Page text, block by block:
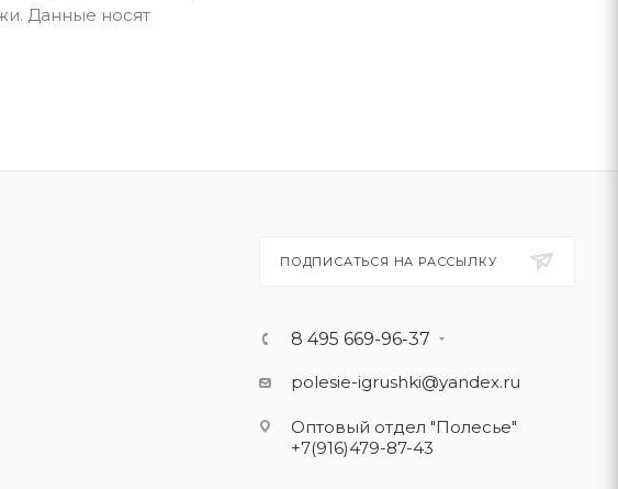
Данные носят
ПОДПИСАТЬСЯ НА РАССЫЛКУ
8 495 669-96-37
polesie-igrushki@yandex.ru
Оптовый отдел "Полесье"
+7(916)479-87-43